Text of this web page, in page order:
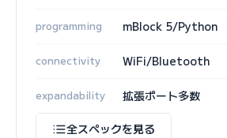
programming mBlock 5/Python
connectivity WiFi/Bluetooth
expandability 拡張ポート多数
全スペックを見る